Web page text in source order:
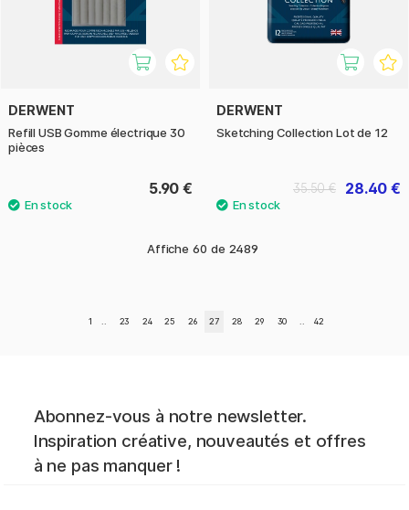
DERWENT
Refill USB Gomme électrique 30
pièces
5.90 €
DERWENT
Sketching Collection Lot de 12
28.40 €
35.50 €
Affiche 60 de 2489
1 23 24 25 26 27 28 29 30 42
Abonnez-vous à notre newsletter.
Inspiration créative, nouveautés et offres
à ne pas manquer !